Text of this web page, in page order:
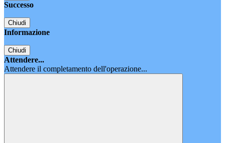
Successo
Chiudi
Informazione
Chiudi
Attendere...
Attendere il completamento dell'operazione...